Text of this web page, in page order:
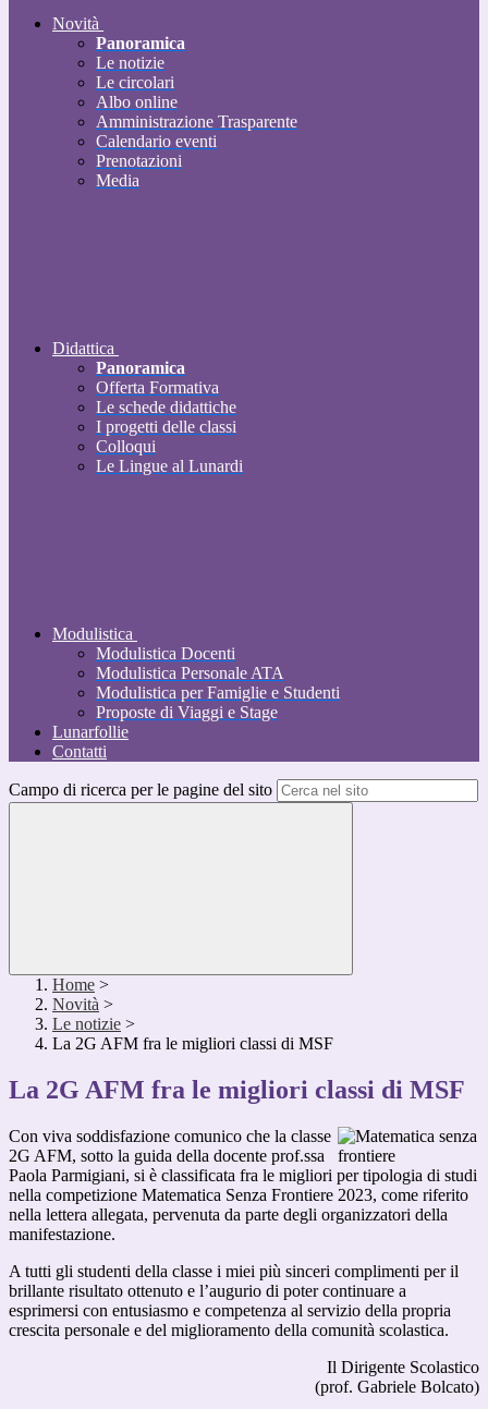
Novità
Panoramica
Le notizie
Le circolari
Albo online
Amministrazione Trasparente
Calendario eventi
Prenotazioni
Media
Didattica
Panoramica
Offerta Formativa
Le schede didattiche
I progetti delle classi
Colloqui
Le Lingue al Lunardi
Modulistica
Modulistica Docenti
Modulistica Personale ATA
Modulistica per Famiglie e Studenti
Proposte di Viaggi e Stage
Lunarfollie
Contatti
Campo di ricerca per le pagine del sito
Home >
Novità >
Le notizie >
La 2G AFM fra le migliori classi di MSF
La 2G AFM fra le migliori classi di MSF
Con viva soddisfazione comunico che la classe
2G AFM, sotto la guida della docente prof.ssa
Paola Parmigiani, si è classificata fra le migliori per tipologia di studi
nella competizione Matematica Senza Frontiere 2023, come riferito
nella lettera allegata, pervenuta da parte degli organizzatori della
manifestazione.
A tutti gli studenti della classe i miei più sinceri complimenti per il
brillante risultato ottenuto e l’augurio di poter continuare a
esprimersi con entusiasmo e competenza al servizio della propria
crescita personale e del miglioramento della comunità scolastica.
Il Dirigente Scolastico
(prof. Gabriele Bolcato)